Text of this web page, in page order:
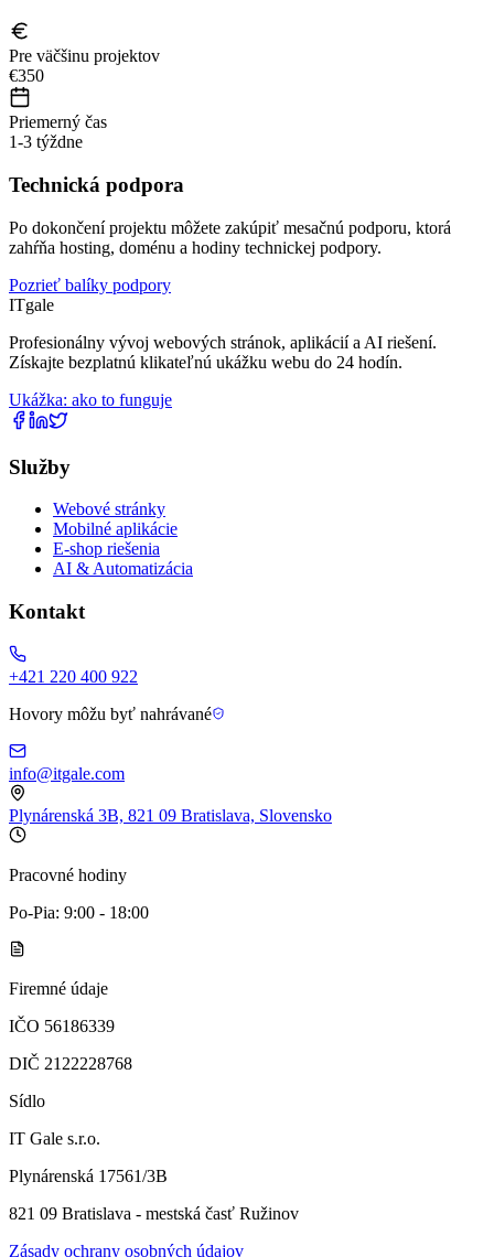
Pre väčšinu projektov
€350
Priemerný čas
1-3 týždne
Technická podpora
Po dokončení projektu môžete zakúpiť mesačnú podporu, ktorá
zahŕňa hosting, doménu a hodiny technickej podpory.
Pozrieť balíky podpory
ITgale
Profesionálny vývoj webových stránok, aplikácií a AI riešení.
Získajte bezplatnú klikateľnú ukážku webu do 24 hodín.
Ukážka: ako to funguje
Služby
Webové stránky
Mobilné aplikácie
E-shop riešenia
AI & Automatizácia
Kontakt
+421 220 400 922
Hovory môžu byť nahrávané
info@itgale.com
Plynárenská 3B, 821 09 Bratislava, Slovensko
Pracovné hodiny
Po-Pia: 9:00 - 18:00
Firemné údaje
IČO 56186339
DIČ 2122228768
Sídlo
IT Gale s.r.o.
Plynárenská 17561/3B
821 09 Bratislava - mestská časť Ružinov
Zásady ochrany osobných údajov